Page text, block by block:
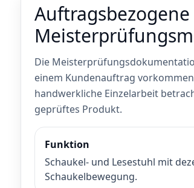
Die
einem Kundenauftrag
handwerkliche Einzelarbeit
geprüftes Produkt.
Funktion
Schaukel- und Lesestuhl mit
Schaukelbewegung.